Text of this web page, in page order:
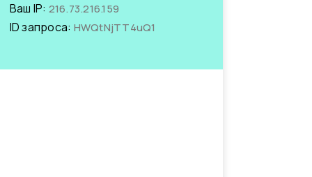
Ваш IP: 216.73.216.159
ID запроса: HWQtNjTT4uQ1